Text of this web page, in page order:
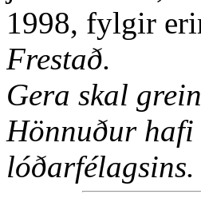
1998, fylgir
Frestað.
Gera skal
Hönnuður hafi
lóðarfélagsins.